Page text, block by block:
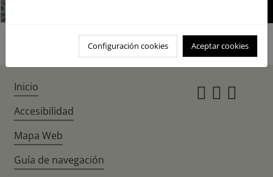
Configuración cookies Aceptar cookies
Inicio
Accesibilidad
Mapa Web
Guía de navegación